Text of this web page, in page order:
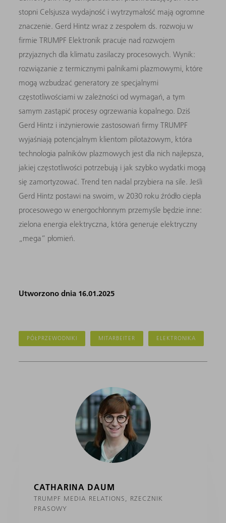
stopni Celsjusza wydajność i wytrzymałość mają ogromne
znaczenie. Gerd Hintz wraz z zespołem ds. rozwoju w
firmie TRUMPF Elektronik pracuje nad rozwojem
przyjaznych dla klimatu zasilaczy procesowych. Wynik:
rozwiązanie z termicznymi palnikami plazmowymi, które
mogą wzbudzać generatory ze specjalnymi
częstotliwościami w zależności od wymagań, a tym
samym zastąpić procesy ogrzewania kopalnego. Dziś
Gerd Hintz i inżynierowie zastosowań firmy TRUMPF
wyjaśniają potencjalnym klientom pilotażowym, która
technologia palników plazmowych jest dla nich najlepsza,
jakiej częstotliwości potrzebują i jak szybko wydatki mogą
się zamortyzować. Trend ten nadal przybiera na sile. Jeśli
Gerd Hintz postawi na swoim, w 2030 roku źródło ciepła
procesowego w energochłonnym przemyśle będzie inne:
zielona energia elektryczna, która generuje elektryczny
„mega” płomień.
Utworzono dnia 16.01.2025
PÓŁPRZEWODNIKI MITARBEITER ELEKTRONIKA
CATHARINA DAUM
TRUMPF MEDIA RELATIONS, RZECZNIK
PRASOWY